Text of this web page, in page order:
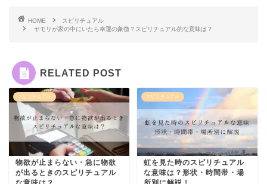
HOME
スピリチュアル
ヤモリが家の中にいたら幸運の象徴？スピリチュアル的な意味は？
RELATED POST
スピリチュアル
物欲が止まらない・急に物欲
が出るときのスピリチュアル
スピリチュアル
虹を見た時のスピリチュアル
な意味は？形状・時間帯・場